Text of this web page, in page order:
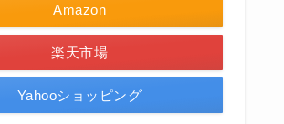
Amazon
楽天市場
Yahooショッピング